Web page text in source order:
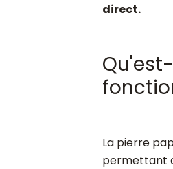
direct.
La pierre
permettant